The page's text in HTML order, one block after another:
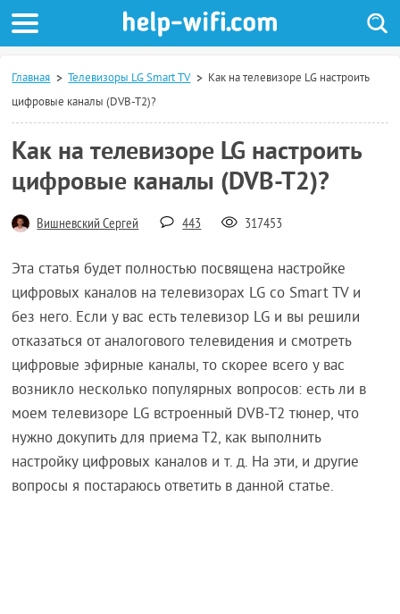
Главная Телевизоры LG Smart TV
Как на телевизоре LG настроить
цифровые каналы (DVB-T2)?
Как на телевизоре LG настроить
цифровые каналы (DVB-T2)?
Вишневский Сергей 443 317453
Эта статья будет полностью посвящена настройке
цифровых каналов на телевизорах LG со Smart TV и
без него. Если у вас есть телевизор LG и вы решили
отказаться от аналогового телевидения и смотреть
цифровые эфирные каналы, то скорее всего у вас
возникло несколько популярных вопросов: есть ли в
моем телевизоре LG встроенный DVB-T2 тюнер, что
нужно докупить для приема Т2, как выполнить
настройку цифровых каналов и т. д. На эти, и другие
вопросы я постараюсь ответить в данной статье.